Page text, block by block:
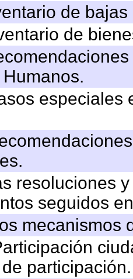
de
de
especiales
resoluciones
seguidos
mecanismos
participación.